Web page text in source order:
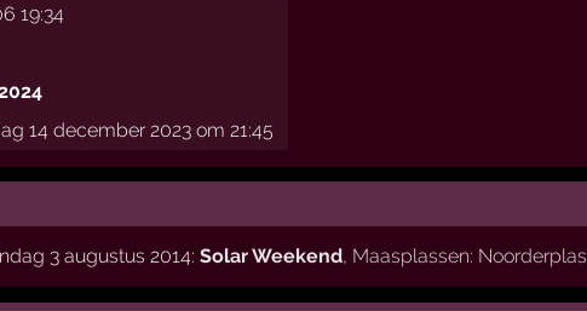
19:34
14 december 2023 om 21:45
3 augustus 2014: Solar Weekend, Maasplassen: Noorderplas